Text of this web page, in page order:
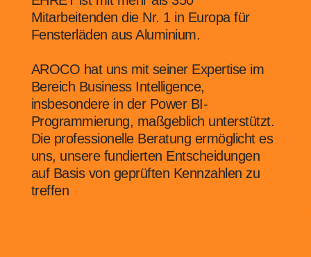
Mitarbeitenden die Nr. 1 in Europa für
Fensterläden aus Aluminium.
AROCO hat uns mit seiner Expertise im
Bereich Business Intelligence,
insbesondere in der Power BI-
Programmierung, maßgeblich unterstützt.
Die professionelle Beratung ermöglicht es
uns, unsere fundierten Entscheidungen
auf Basis von geprüften Kennzahlen zu
treffen